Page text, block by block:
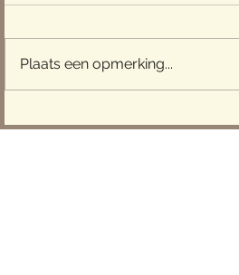
Plaats een opmerking...